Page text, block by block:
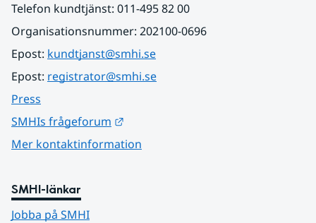
Telefon kundtjänst: 011-495 82 00
Organisationsnummer: 202100-0696
Epost: kundtjanst@smhi.se
Epost: registrator@smhi.se
Press
SMHIs frågeforum
Mer kontaktinformation
SMHI-länkar
Jobba på SMHI